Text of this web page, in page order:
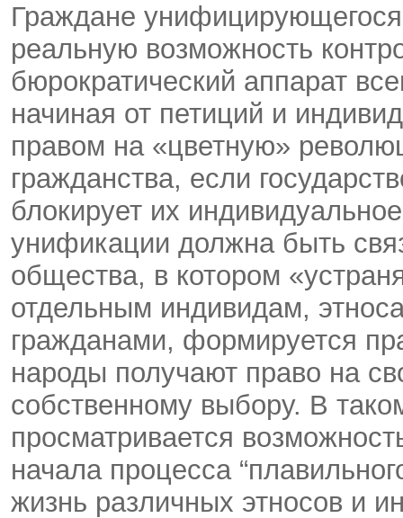
Граждане
реальную возможность
бюрократический аппарат
начиная от петиций и
правом на «цветную»
гражданства, если
блокирует их
унификации должна быть
общества, в котором
отдельным индивидам,
гражданами, формируется
народы получают право на
собственному выбору. В
просматривается
начала процесса
жизнь различных этносов и